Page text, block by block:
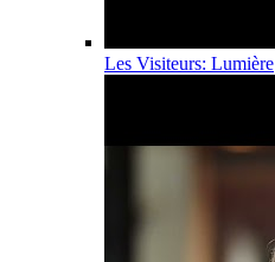
Les Visiteurs: Lumière